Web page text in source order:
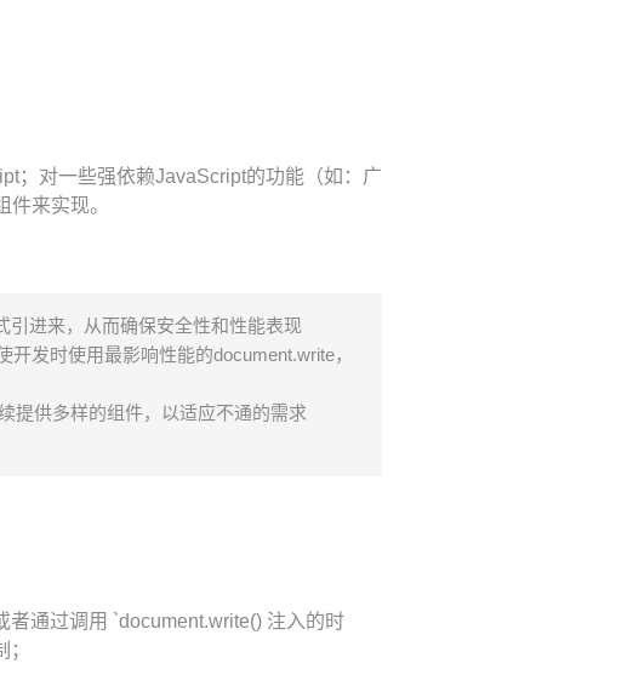
；对一些强依赖JavaScript的功能（如：广
来实现。
引进来，从而确保安全性和性能表现
发时使用最影响性能的document.write，
提供多样的组件，以适应不通的需求
通过调用 `document.write() 注入的时